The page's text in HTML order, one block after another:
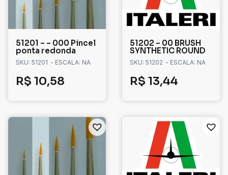
51201 – – 000 Pincel
ponta redonda
SKU: 51201 - ESCALA: NA
R$ 10,58
51202 – 00 BRUSH
SYNTHETIC ROUND
SKU: 51202 - ESCALA: NA
R$ 13,44